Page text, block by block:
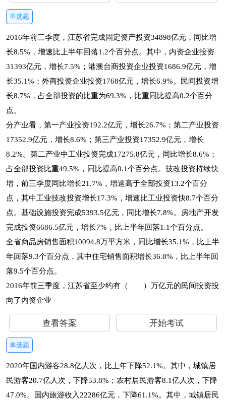
单选题
2016年前三季度，江苏省完成固定资产投资34898亿元，同比增
长8.5%，增速比上半年回落1.2个百分点。其中，内资企业投资
31393亿元，增长7.5%；港澳台商投资企业投资1686.9亿元，增
长35.1%；外商投资企业投资1768亿元，增长6.9%。民间投资增
长8.7%，占全部投资的比重为69.3%，比重同比提高0.2个百分
点。
分产业看，第一产业投资192.2亿元，增长26.7%；第二产业投资
17352.9亿元，增长8.6%；第三产业投资17352.9亿元，增长
8.2%。第二产业中工业投资完成17275.8亿元，同比增长8.6%；
占全部投资比重49.5%，同比提高0.1个百分点。技改投资持续快
增，前三季度同比增长21.7%，增速高于全部投资13.2个百分
点，其中工业技改投资增长17.3%，增速比工业投资快8.7个百分
点。基础设施投资完成5393.5亿元，同比增长7.8%。房地产开发
完成投资6686.5亿元，增长7%，比上半年回落1.1个百分点。
全省商品房销售面积10094.8万平方米，同比增长35.1%，比上半
年回落9.3个百分点，其中住宅销售面积增长36.8%，比上半年回
落9.5个百分点。
2016年前三季度，江苏省至少约有（ ）万亿元的民间投资投
向了内资企业
查看答案 开始考试
单选题
2020年国内游客28.8亿人次，比上年下降52.1%。其中，城镇居
民游客20.7亿人次，下降53.8%；农村居民游客8.1亿人次，下降
47.0%。国内旅游收入22286亿元，下降61.1%。其中，城镇居民